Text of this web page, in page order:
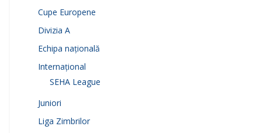
Cupe Europene
Divizia A
Echipa națională
Internațional
SEHA League
Juniori
Liga Zimbrilor